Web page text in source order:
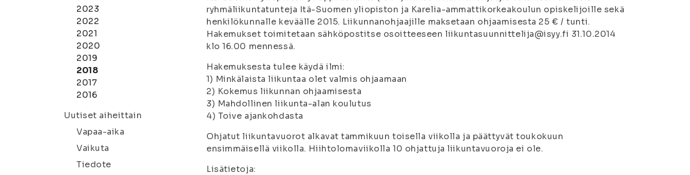
2023
2022
2021
2020
2019
2018
2017
2016
Uutiset aiheittain
Vapaa-aika
Vaikuta
Tiedote
ryhmäliikuntatunteja Itä-Suomen yliopiston ja Karelia-ammattikorkeakoulun opiskelijoille sekä
henkilökunnalle keväälle 2015. Liikunnanohjaajille maksetaan ohjaamisesta 25 € / tunti.
Hakemukset toimitetaan sähköpostitse osoitteeseen liikuntasuunnittelija@isyy.fi 31.10.2014
klo 16.00 mennessä.
Hakemuksesta tulee käydä ilmi:
1) Minkälaista liikuntaa olet valmis ohjaamaan
2) Kokemus liikunnan ohjaamisesta
3) Mahdollinen liikunta-alan koulutus
4) Toive ajankohdasta
Ohjatut liikuntavuorot alkavat tammikuun toisella viikolla ja päättyvät toukokuun
ensimmäisellä viikolla. Hiihtolomaviikolla 10 ohjattuja liikuntavuoroja ei ole.
Lisätietoja: